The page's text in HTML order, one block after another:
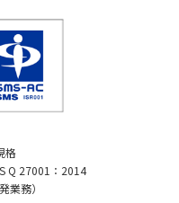
格
Q 27001：2014
業務）